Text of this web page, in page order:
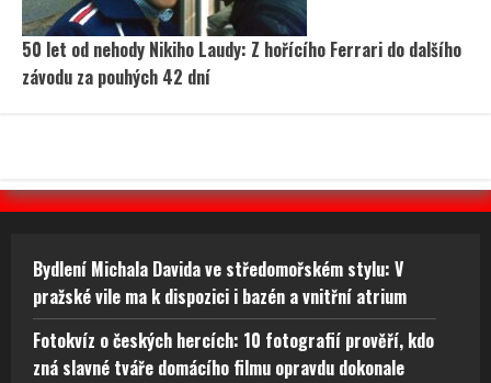
50 let od nehody Nikiho Laudy: Z hořícího Ferrari do dalšího
závodu za pouhých 42 dní
Bydlení Michala Davida ve středomořském stylu: V
pražské vile ma k dispozici i bazén a vnitřní atrium
Fotokvíz o českých hercích: 10 fotografií prověří, kdo
zná slavné tváře domácího filmu opravdu dokonale